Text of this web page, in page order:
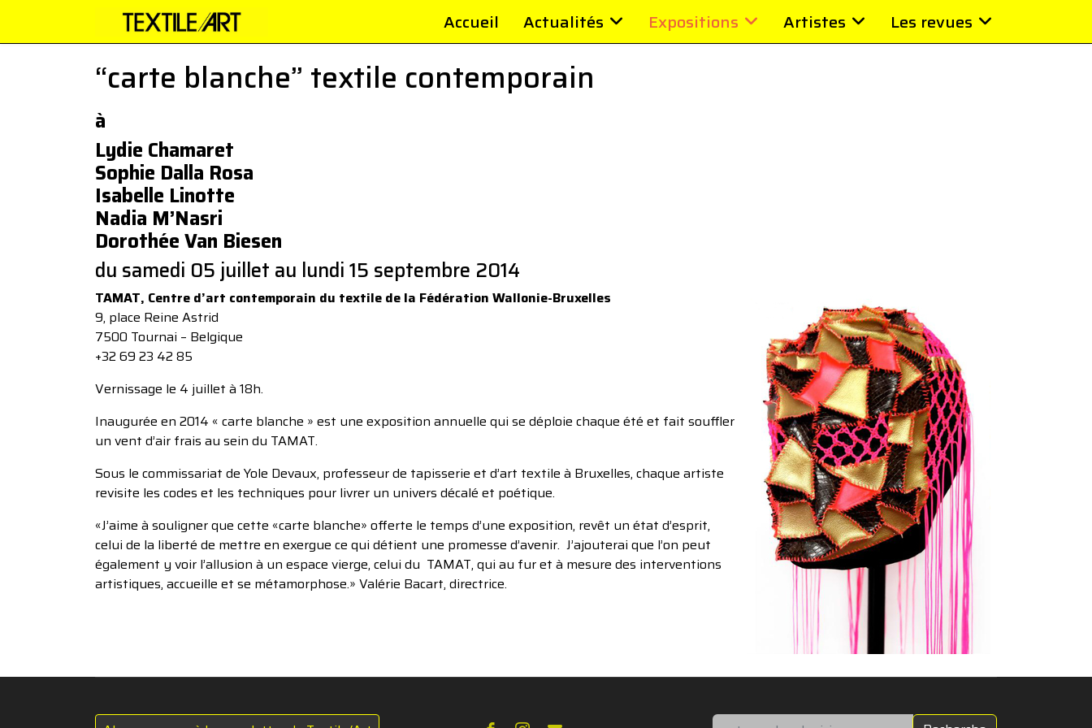
Accueil Actualités Expositions Artistes Les revues
“carte blanche” textile contemporain
à
Lydie Chamaret
Sophie Dalla Rosa
Isabelle Linotte
Nadia M’Nasri
Dorothée Van Biesen
du samedi 05 juillet au lundi 15 septembre 2014
TAMAT, Centre d’art contemporain du textile de la Fédération Wallonie-Bruxelles
9, place Reine Astrid
7500 Tournai – Belgique
+32 69 23 42 85
Vernissage le 4 juillet à 18h.
Inaugurée en 2014 « carte blanche » est une exposition annuelle qui se déploie chaque été et fait souffler
un vent d’air frais au sein du TAMAT.
Sous le commissariat de Yole Devaux, professeur de tapisserie et d’art textile à Bruxelles, chaque artiste
revisite les codes et les techniques pour livrer un univers décalé et poétique.
«J’aime à souligner que cette «carte blanche» offerte le temps d’une exposition, revêt un état d’esprit,
celui de la liberté de mettre en exergue ce qui détient une promesse d’avenir. J’ajouterai que l’on peut
également y voir l’allusion à un espace vierge, celui du TAMAT, qui au fur et à mesure des interventions
artistiques, accueille et se métamorphose.» Valérie Bacart, directrice.
Rechercher